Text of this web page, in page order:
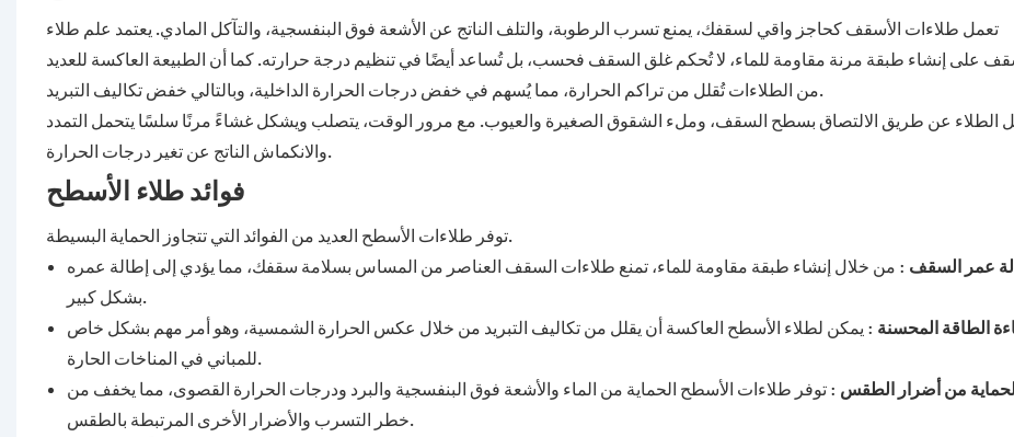
تعمل طلاءات الأسقف كحاجز واقي لسقفك، يمنع تسرب الرطوبة، والتلف الناتج عن الأشعة فوق البنفسجية، والتآكل المادي. يعتمد علم طلاء
على إنشاء طبقة مرنة مقاومة للماء، لا تُحكم غلق السقف فحسب، بل تُساعد أيضًا في تنظيم درجة حرارته. كما أن الطبيعة العاكسة للعديد
الطلاء عن طريق الالتصاق بسطح السقف، وملء الشقوق الصغيرة والعيوب. مع مرور الوقت، يتصلب ويشكل غشاءً مرنًا سلسًا يتحمل التمدد
فوائد طلاء الأسطح
توفر طلاءات الأسطح العديد من الفوائد التي تتجاوز الحماية البسيطة.
عمر السقف : من خلال إنشاء طبقة مقاومة للماء، تمنع طلاءات السقف العناصر من المساس بسلامة سقفك، مما يؤدي إلى إطالة عمره
الطاقة المحسنة : يمكن لطلاء الأسطح العاكسة أن يقلل من تكاليف التبريد من خلال عكس الحرارة الشمسية، وهو أمر مهم بشكل خاص
من أضرار الطقس : توفر طلاءات الأسطح الحماية من الماء والأشعة فوق البنفسجية والبرد ودرجات الحرارة القصوى، مما يخفف من